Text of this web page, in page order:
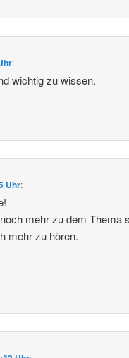
:
wichtig zu wissen.
Uhr:
mehr zu dem Thema
mehr zu hören.